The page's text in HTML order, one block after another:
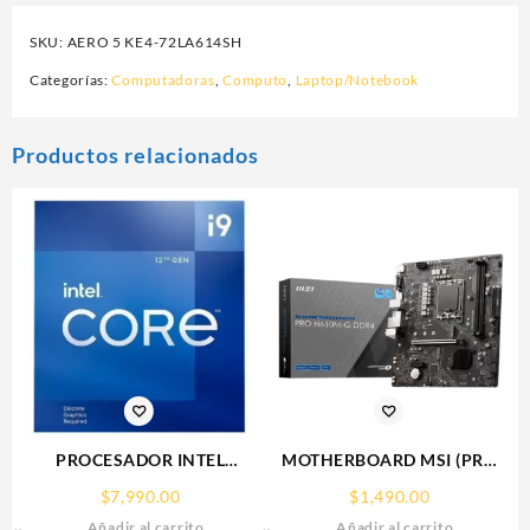
SKU: AERO 5 KE4-72LA614SH
Categorías:Computadoras,Computo, Laptop/Notebook
Productos relacionados
PROCESADOR INTEL
12900KF S-1700 16CORES
$7,990.00
MOTHERBOARD MSI (PRO
1700, 2*DDR4 3200MHZ,
$1,490.00